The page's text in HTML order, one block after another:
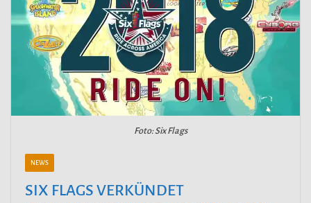
Foto: Six Flags
NEWS
SIX FLAGS VERKÜNDET